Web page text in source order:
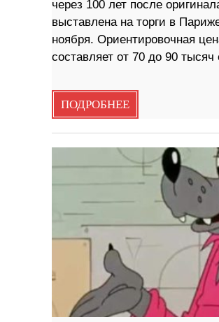
через 100 лет после
выставлена ​​на торги в
ноября. Ориентировочная
составляет от 70 до 90 тысяч
ПОДРОБНЕЕ